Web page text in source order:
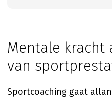
Mentale kracht
van
Sportcoaching gaat